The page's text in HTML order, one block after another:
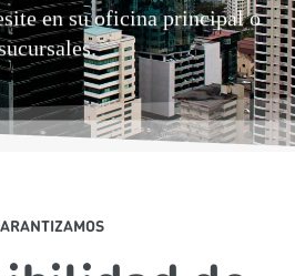
en su oficina principal o